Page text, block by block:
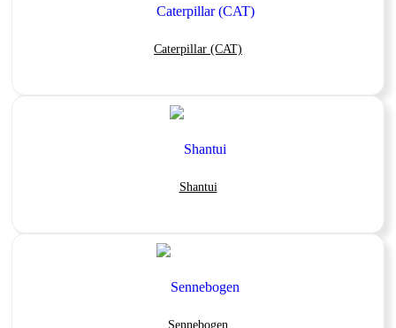
Caterpillar (CAT)
Shantui
Sennebogen